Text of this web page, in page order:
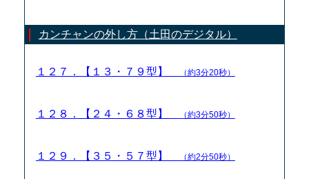
カンチャンの外し方（土田のデジタル）
１２７．【１３・７９型】 （約3分20秒）
１２８．【２４・６８型】 （約3分50秒）
１２９．【３５・５７型】 （約2分50秒）